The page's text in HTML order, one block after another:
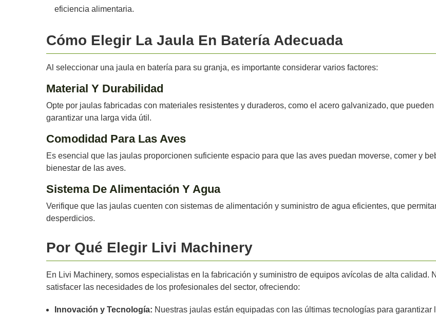
eficiencia alimentaria.
Cómo Elegir La Jaula En Batería Adecuada
Al seleccionar una jaula en batería para su granja, es importante considerar varios factores:
Material Y Durabilidad
Opte por jaulas fabricadas con materiales resistentes y duraderos, como el acero galvanizado, que
garantizar una larga vida útil.
Comodidad Para Las Aves
Es esencial que las jaulas proporcionen suficiente espacio para que las aves puedan moverse, comer y
bienestar de las aves.
Sistema De Alimentación Y Agua
Verifique que las jaulas cuenten con sistemas de alimentación y suministro de agua eficientes, que
desperdicios.
Por Qué Elegir Livi Machinery
En Livi Machinery, somos especialistas en la fabricación y suministro de equipos avícolas de alta calidad.
satisfacer las necesidades de los profesionales del sector, ofreciendo:
Innovación y Tecnología: Nuestras jaulas están equipadas con las últimas tecnologías para